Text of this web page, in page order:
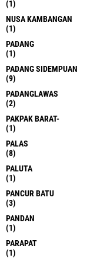
(1)
NUSA KAMBANGAN
(1)
PADANG
(1)
PADANG SIDEMPUAN
(9)
PADANGLAWAS
(2)
PAKPAK BARAT-
(1)
PALAS
(8)
PALUTA
(1)
PANCUR BATU
(3)
PANDAN
(1)
PARAPAT
(1)